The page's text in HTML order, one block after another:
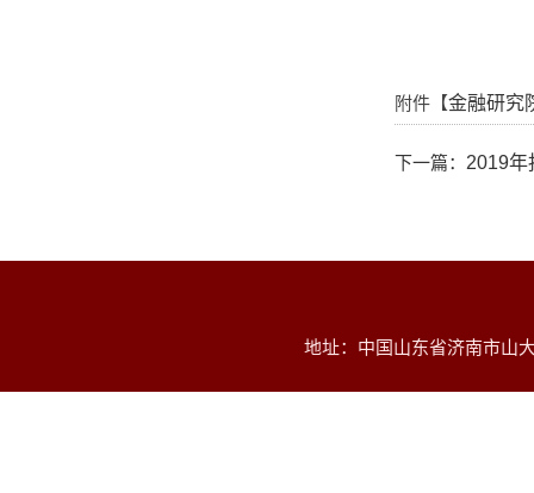
附件【金融研究
下一篇： 2019年
地址：中国山东省济南市山